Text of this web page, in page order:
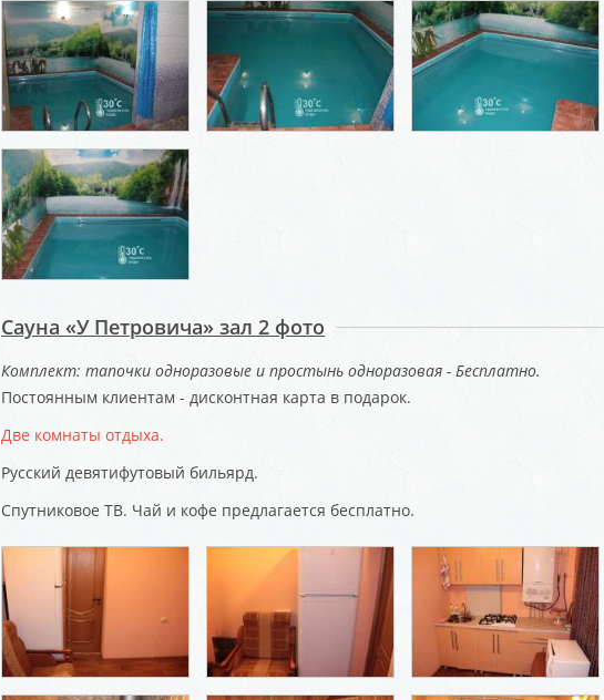
Сауна «У Петровича» зал 2 фото
Комплект: тапочки одноразовые и простынь одноразовая - Бесплатно.
Постоянным клиентам - дисконтная карта в подарок.
Две комнаты отдыха.
Русский девятифутовый бильярд.
Спутниковое ТВ. Чай и кофе предлагается бесплатно.